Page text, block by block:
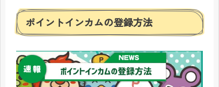
ポイントインカムの登録方法